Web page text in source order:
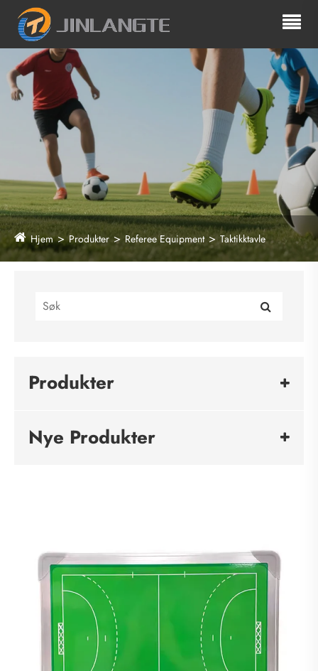
Hjem Produkter Referee Equipment Taktikktavle
Produkter
Nye Produkter